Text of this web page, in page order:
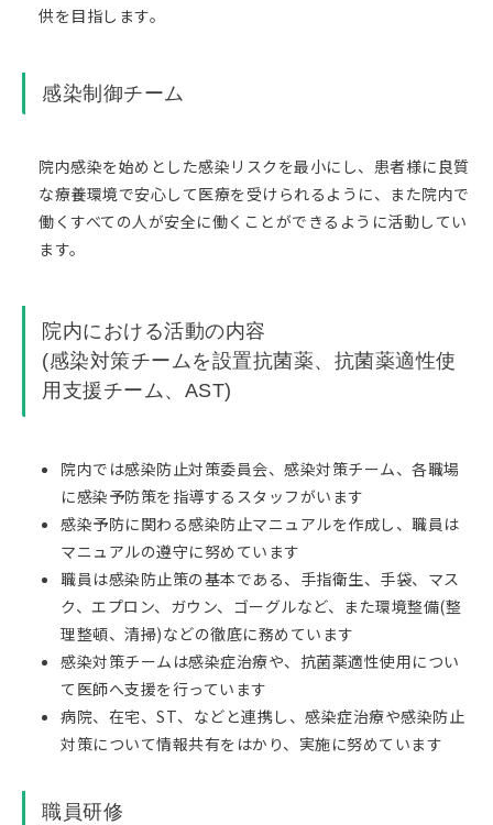
供を目指します。
感染制御チーム
院内感染を始めとした感染リスクを最小にし、患者様に良質
な療養環境で安心して医療を受けられるように、また院内で
働くすべての人が安全に働くことができるように活動してい
ます。
院内における活動の内容
(感染対策チームを設置抗菌薬、抗菌薬適性使
用支援チーム、AST)
院内では感染防止対策委員会、感染対策チーム、各職場
に感染予防策を指導するスタッフがいます
感染予防に関わる感染防止マニュアルを作成し、職員は
マニュアルの遵守に努めています
職員は感染防止策の基本である、手指衛生、手袋、マス
ク、エプロン、ガウン、ゴーグルなど、また環境整備(整
理整頓、清掃)などの徹底に務めています
感染対策チームは感染症治療や、抗菌薬適性使用につい
て医師へ支援を行っています
病院、在宅、ST、などと連携し、感染症治療や感染防止
対策について情報共有をはかり、実施に努めています
職員研修